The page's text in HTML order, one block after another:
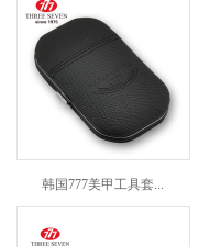
韩国777美甲工具套...